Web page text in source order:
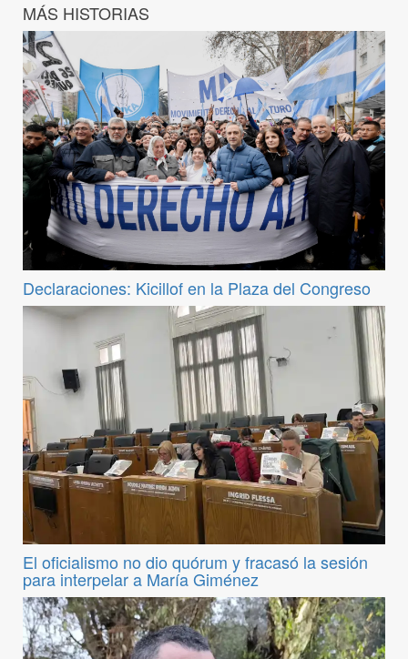
MÁS HISTORIAS
Declaraciones: Kicillof en la Plaza del Congreso
El oficialismo no dio quórum y fracasó la sesión
para interpelar a María Giménez